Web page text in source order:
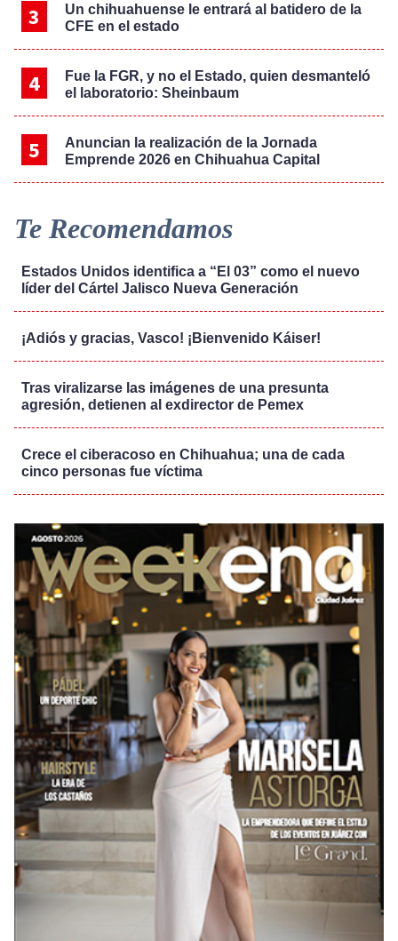
Un chihuahuense le entrará al batidero de la
CFE en el estado
Fue la FGR, y no el Estado, quien desmanteló
el laboratorio: Sheinbaum
Anuncian la realización de la Jornada
Emprende 2026 en Chihuahua Capital
Te Recomendamos
Estados Unidos identifica a “El 03” como el nuevo
líder del Cártel Jalisco Nueva Generación
¡Adiós y gracias, Vasco! ¡Bienvenido Káiser!
Tras viralizarse las imágenes de una presunta
agresión, detienen al exdirector de Pemex
Crece el ciberacoso en Chihuahua; una de cada
cinco personas fue víctima